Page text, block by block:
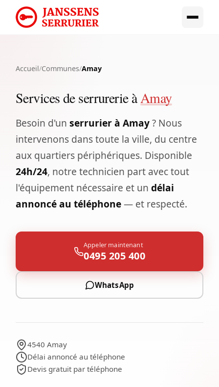
Accueil/Communes/Amay
Services de serrurerie àAmay
Besoin d'un serrurier à Amay? Nous
intervenons dans toute la ville, du centre
aux quartiers périphériques. Disponible
24h/24, notre technicien part avec tout
l'équipement nécessaire et un délai
annoncé au téléphone— et respecté.
Appeler maintenant
0495 205 400
WhatsApp
4540 Amay
Délai annoncé au téléphone
Devis gratuit par téléphone